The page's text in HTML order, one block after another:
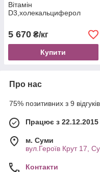
Вітамін
D3,холекальциферол
5 670 ₴/кг
Купити
Про нас
75% позитивних з 9
Працює з 22.12.2015
м. Суми
вул.Героїв Крут 17,
Контакти